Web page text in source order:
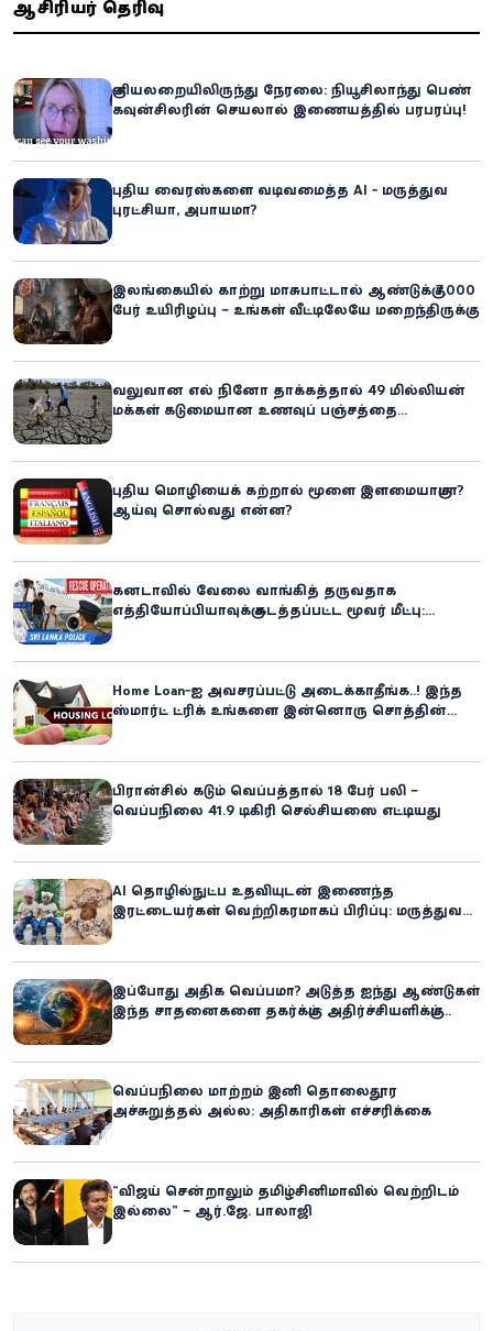
ஆசிரியர் தெரிவு
குளியலறையிலிருந்து நேரலை: நியூசிலாந்து பெண்
கவுன்சிலரின் செயலால் இணையத்தில் பரபரப்பு!
புதிய வைரஸ்களை வடிவமைத்த AI - மருத்துவ
புரட்சியா, அபாயமா?
இலங்கையில் காற்று மாசுபாட்டால் ஆண்டுக்கு 7,000
பேர் உயிரிழப்பு – உங்கள் வீட்டிலேயே மறைந்திருக்கும்
வலுவான எல் நினோ தாக்கத்தால் 49 மில்லியன்
மக்கள் கடுமையான உணவுப் பஞ்சத்தை
புதிய மொழியைக் கற்றால் மூளை இளமையாகுமா?
ஆய்வு சொல்வது என்ன?
கனடாவில் வேலை வாங்கித் தருவதாக
எத்தியோப்பியாவுக்கு கடத்தப்பட்ட மூவர் மீட்பு:
Home Loan-ஐ அவசரப்பட்டு அடைக்காதீங்க..! இந்த
ஸ்மார்ட் ட்ரிக் உங்களை இன்னொரு சொத்தின்
பிரான்சில் கடும் வெப்பத்தால் 18 பேர் பலி –
வெப்பநிலை 41.9 டிகிரி செல்சியஸை எட்டியது
AI தொழில்நுட்ப உதவியுடன் இணைந்த
இரட்டையர்கள் வெற்றிகரமாகப் பிரிப்பு: மருத்துவ
இப்போது அதிக வெப்பமா? அடுத்த ஐந்து ஆண்டுகள்
இந்த சாதனைகளை தகர்க்கும்: அதிர்ச்சியளிக்கும்
வெப்பநிலை மாற்றம் இனி தொலைதூர
அச்சுறுத்தல் அல்ல: அதிகாரிகள் எச்சரிக்கை
“விஜய் சென்றாலும் தமிழ்சினிமாவில் வெற்றிடம்
இல்லை” – ஆர்.ஜே. பாலாஜி